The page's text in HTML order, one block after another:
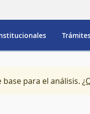
para el análisis.